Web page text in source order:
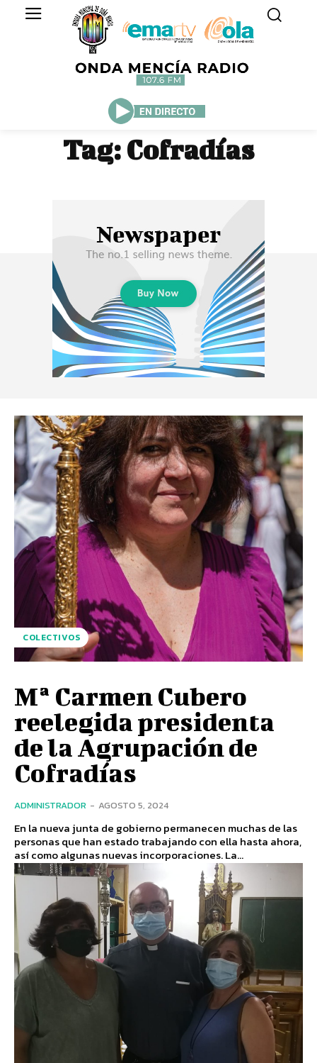
Tag: Cofradías
COLECTIVOS
Mª Carmen Cubero
reelegida presidenta
de la Agrupación de
Cofradías
ADMINISTRADOR - AGOSTO 5, 2024
En la nueva junta de gobierno permanecen muchas de las
personas que han estado trabajando con ella hasta ahora,
así como algunas nuevas incorporaciones. La...